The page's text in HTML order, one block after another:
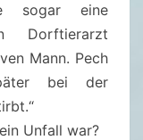
sogar eine
Dorftierarzt
Mann. Pech
bei der
Unfall war?